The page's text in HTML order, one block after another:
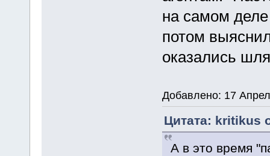
на самом деле
потом
оказались
Добавлено: 17
Цитата: kritikus
А в это время